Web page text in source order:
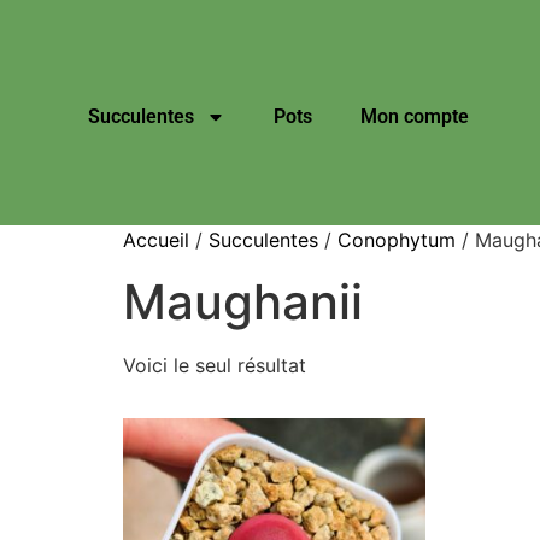
Succulentes Pots Mon compte
Accueil / Succulentes / Conophytum /
Maughanii
Voici le seul résultat